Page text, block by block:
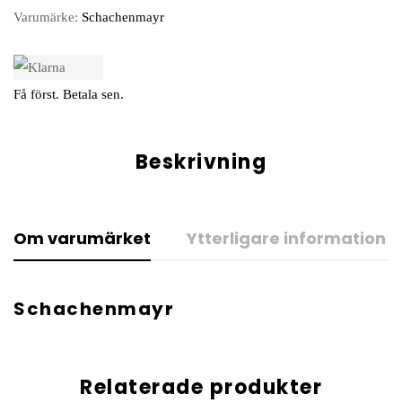
Varumärke: Schachenmayr
Få först. Betala sen.
Beskrivning
Om varumärket Ytterligare information
Schachenmayr
Relaterade produkter